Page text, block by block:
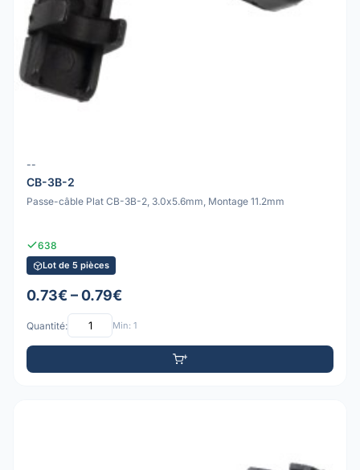
--
CB-3B-2
Passe-câble Plat CB-3B-2, 3.0x5.6mm, Montage 11.2mm
638
Lot de 5 pièces
0.73€ – 0.79€
Quantité: Min: 1